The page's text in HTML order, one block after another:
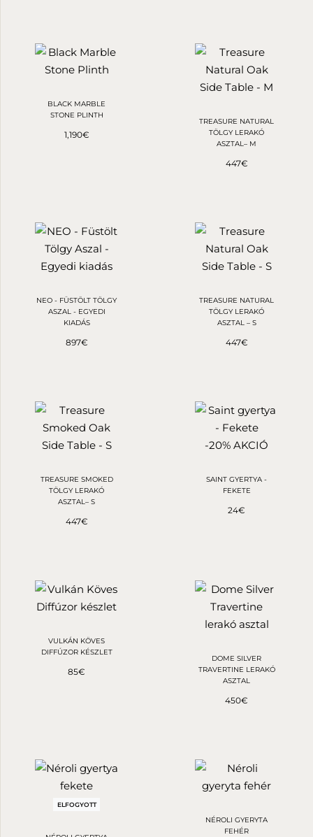
BLACK MARBLE
STONE PLINTH
1,190€
TREASURE NATURAL
TÖLGY LERAKÓ
ASZTAL– M
447€
NEO - FÜSTÖLT TÖLGY
ASZAL - EGYEDI
KIADÁS
897€
TREASURE NATURAL
TÖLGY LERAKÓ
ASZTAL – S
447€
TREASURE SMOKED
TÖLGY LERAKÓ
ASZTAL– S
447€
-20% AKCIÓ
SAINT GYERTYA -
FEKETE
24€
VULKÁN KÖVES
DIFFÚZOR KÉSZLET
85€
DOME SILVER
TRAVERTINE LERAKÓ
ASZTAL
450€
ELFOGYOTT
NÉROLI GYERYTA
FEHÉR